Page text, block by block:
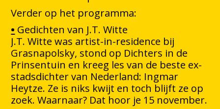
Verder op het programma:
• ⁠ Gedichten van J.T. Witte
J.T. Witte was artist-in-residence bij
Grasnapolsky, stond op Dichters in de
Prinsentuin en kreeg les van de beste ex-
stadsdichter van Nederland: Ingmar
Heytze. Ze is niks kwijt en toch blijft ze op
zoek. Waarnaar? Dat hoor je 15 november.